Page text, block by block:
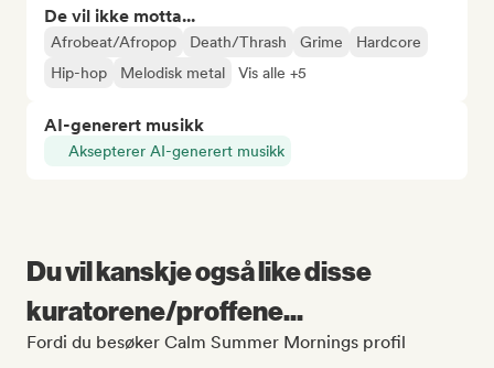
De vil ikke motta...
Afrobeat/Afropop Death/Thrash Grime
Hardcore
Hip-hop
Melodisk metal Vis alle +5
AI-generert musikk
Aksepterer AI-generert musikk
Du vil kanskje også like disse
kuratorene/proffene...
Fordi du besøker Calm Summer Mornings profil